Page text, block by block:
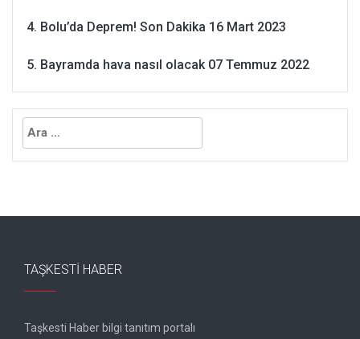
Bolu’da Deprem! Son Dakika 16 Mart 2023
Bayramda hava nasıl olacak 07 Temmuz 2022
Arama:
TAŞKESTI HABER
Taşkesti Haber bilgi tanıtım portalı